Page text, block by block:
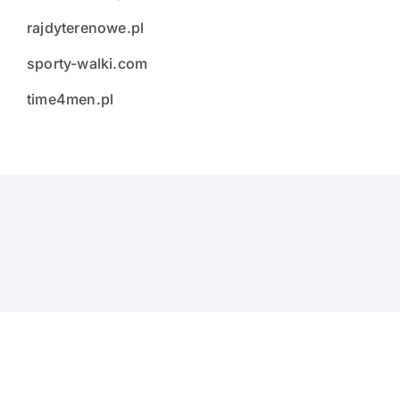
rajdyterenowe.pl
sporty-walki.com
time4men.pl